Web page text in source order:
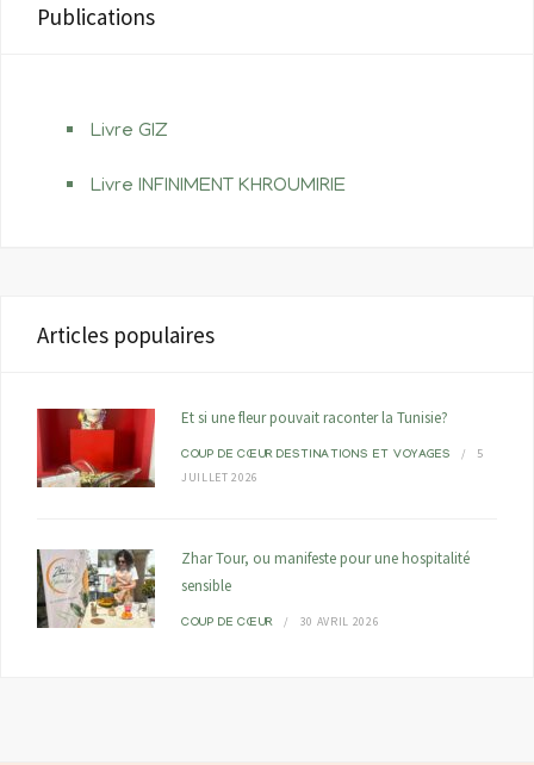
Publications
Livre GIZ
Livre INFINIMENT KHROUMIRIE
Articles populaires
Et si une fleur pouvait raconter la Tunisie?
COUP DE CŒUR DESTINATIONS ET VOYAGES
5
JUILLET 2026
Zhar Tour, ou manifeste pour une hospitalité
sensible
COUP DE CŒUR 30 AVRIL 2026